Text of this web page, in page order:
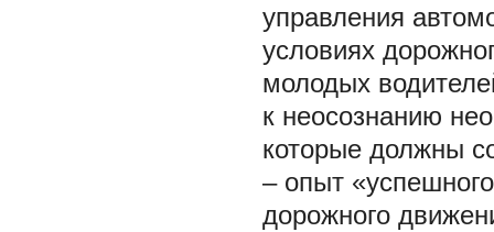
управления
условиях
молодых
к неосознанию
которые должны
– опыт
дорожного